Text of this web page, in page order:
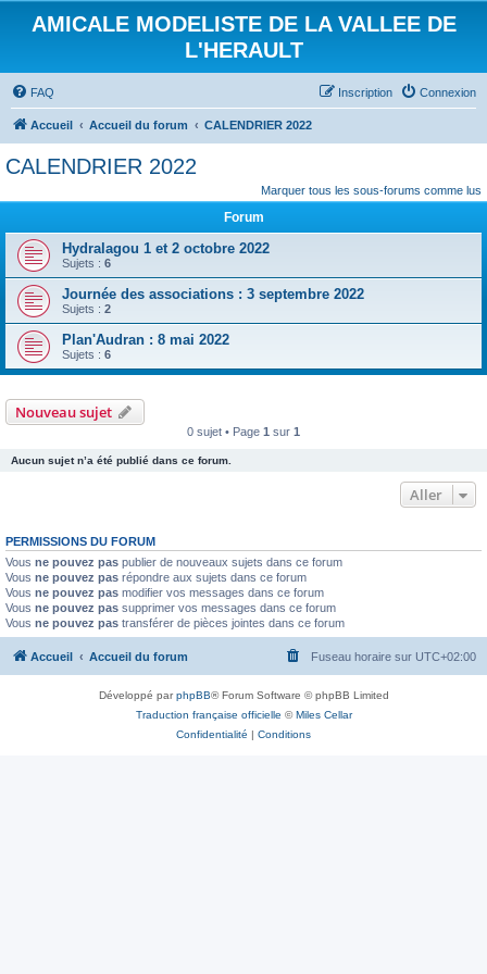
AMICALE MODELISTE DE LA VALLEE DE
L'HERAULT
FAQ Connexion
Inscription
Accueil Accueil du forum CALENDRIER 2022
CALENDRIER 2022
Marquer tous les sous-forums comme lus
Forum
Hydralagou 1 et 2 octobre 2022
Sujets : 6
Journée des associations : 3 septembre 2022
Sujets : 2
Plan'Audran : 8 mai 2022
Sujets : 6
Nouveau sujet
0 sujet • Page 1 sur 1
Aucun sujet n’a été publié dans ce forum.
Aller
PERMISSIONS DU FORUM
Vous ne pouvez pas publier de nouveaux sujets dans ce forum
Vous ne pouvez pas répondre aux sujets dans ce forum
Vous ne pouvez pas modifier vos messages dans ce forum
Vous ne pouvez pas supprimer vos messages dans ce forum
Vous ne pouvez pas transférer de pièces jointes dans ce forum
Accueil Accueil du forum Fuseau horaire sur UTC+02:00
Développé parphpBB® Forum Software © phpBB Limited
Traduction française officielle ©Miles Cellar
Confidentialité | Conditions